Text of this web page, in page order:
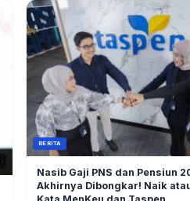
BERITA
Nasib Gaji PNS dan Pensiun
Akhirnya Dibongkar! Naik